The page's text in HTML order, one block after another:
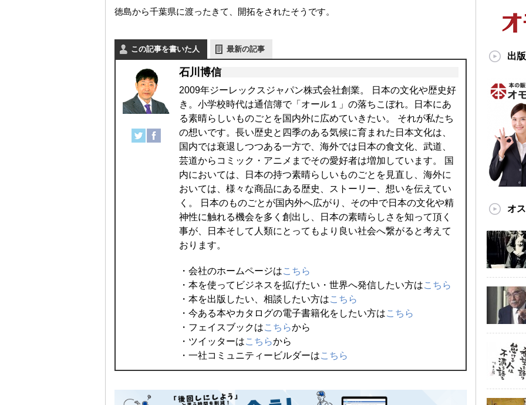
徳島から千葉県に渡ったきて、開拓をされたそうです。
この記事を書いた人 最新の記事
石川博信
2009年ジーレックスジャパン株式会社創業。 日本の文化や歴史好
き。小学校時代は通信簿で「オール１」の落ちこぼれ。日本にあ
る素晴らしいものごとを国内外に広めていきたい。 それが私たち
の想いです。長い歴史と四季のある気候に育まれた日本文化は、
国内では衰退しつつある一方で、海外では日本の食文化、武道、
芸道からコミック・アニメまでその愛好者は増加しています。 国
内においては、日本の持つ素晴らしいものごとを見直し、海外に
おいては、様々な商品にある歴史、ストーリー、想いを伝えてい
く。 日本のものごとが国内外へ広がり、その中で日本の文化や精
神性に触れる機会を多く創出し、日本の素晴らしさを知って頂く
事が、日本そして人類にとってもより良い社会へ繋がると考えて
おります。
・会社のホームページはこちら
・本を使ってビジネスを拡げたい・世界へ発信したい方はこちら
・本を出版したい、相談したい方はこちら
・今ある本やカタログの電子書籍化をしたい方はこちら
・フェイスブックはこちらから
・ツイッターはこちらから
・一社コミュニティービルダーはこちら
出
オ